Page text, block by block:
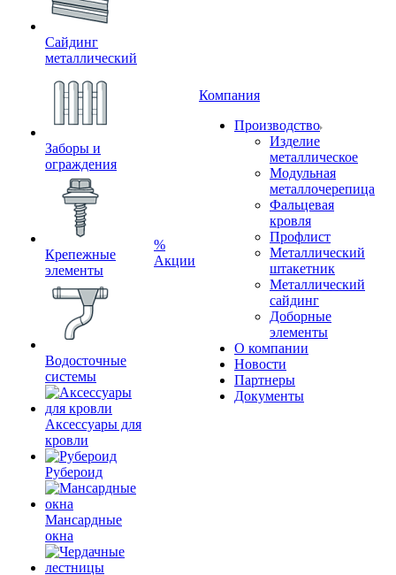
Сайдинг
металлический
Заборы и
ограждения
Крепежные
элементы
Водосточные
системы
Аксессуары для
кровли
Рубероид
Мансардные
окна
%
Акции
Компания
Производство
Изделие
металлическое
Модульная
металлочерепица
Фальцевая
кровля
Профлист
Металлический
штакетник
Металлический
сайдинг
Доборные
элементы
О компании
Новости
Партнеры
Документы